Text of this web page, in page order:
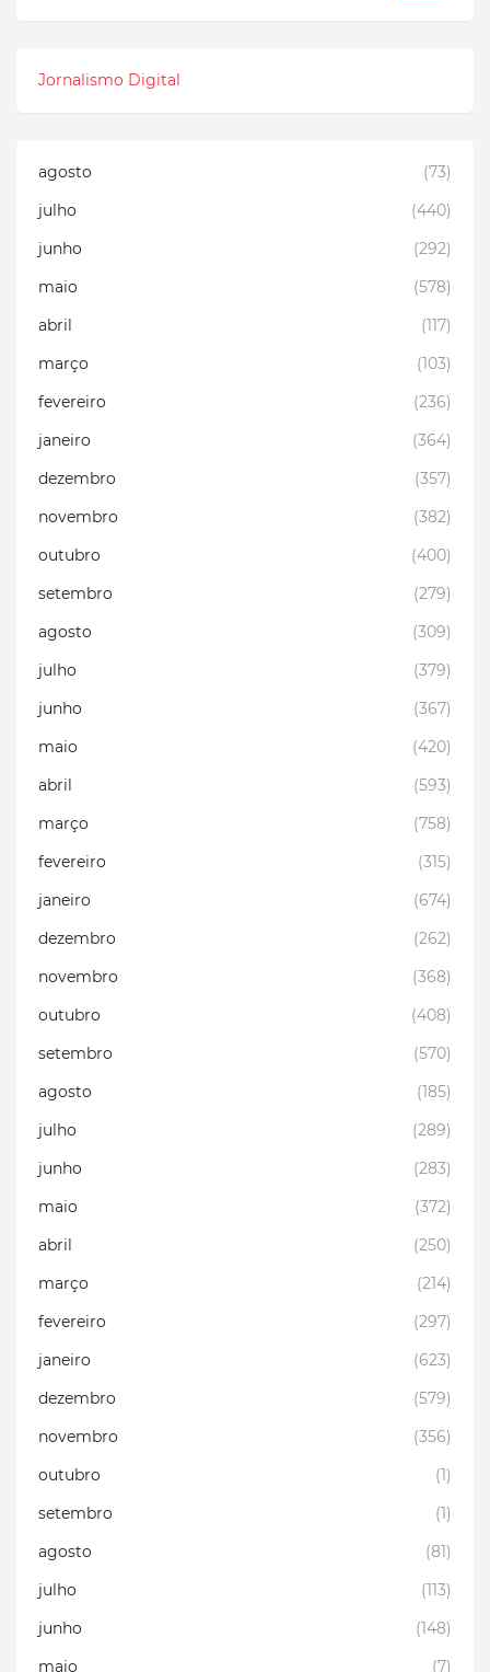
Jornalismo Digital
agosto
(73)
julho
(440)
junho
(292)
maio
(578)
abril
(117)
março
(103)
fevereiro
(236)
janeiro
(364)
dezembro
(357)
novembro
(382)
outubro
(400)
setembro
(279)
agosto
(309)
julho
(379)
junho
(367)
maio
(420)
abril
(593)
março
(758)
fevereiro
(315)
janeiro
(674)
dezembro
(262)
novembro
(368)
outubro
(408)
setembro
(570)
agosto
(185)
julho
(289)
junho
(283)
maio
(372)
abril
(250)
março
(214)
fevereiro
(297)
janeiro
(623)
dezembro
(579)
novembro
(356)
outubro
(1)
setembro
(1)
agosto
(81)
julho
(113)
junho
(148)
maio
(7)